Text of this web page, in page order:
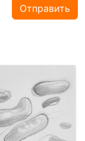
Отправить